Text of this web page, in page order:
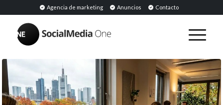
Agencia de marketing Anuncios Contacto